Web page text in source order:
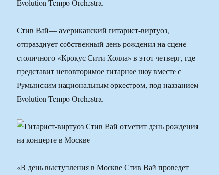
Evolution Tempo Orchestra.
Стив Вай— американский гитарист-виртуоз,
отпразднует собственный день рождения на сцене
столичного «Крокус Сити Холла» в этот четверг, где
представит неповторимое гитарное шоу вместе с
Румынским национальным оркестром, под названием
Evolution Tempo Orchestra.
«В день выступления в Москве Стив Вай проведет